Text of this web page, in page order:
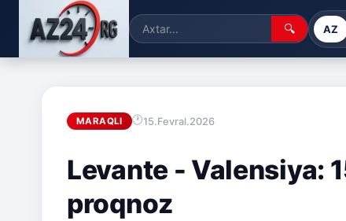
🔍 AZ
MARAQLI 15.Fevral.2026
Levante - Valensiya:
proqnoz